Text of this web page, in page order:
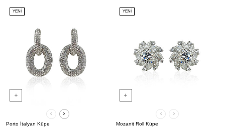
YENI
Porto İtalyan Küpe
YENI
Mozanit Roll Küpe